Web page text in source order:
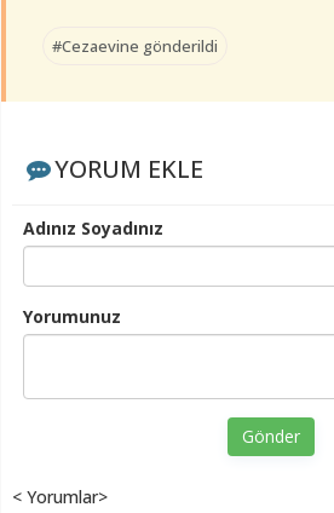
#Cezaevine gönderildi
YORUM EKLE
Adınız Soyadınız
Yorumunuz
Gönder
< Yorumlar>